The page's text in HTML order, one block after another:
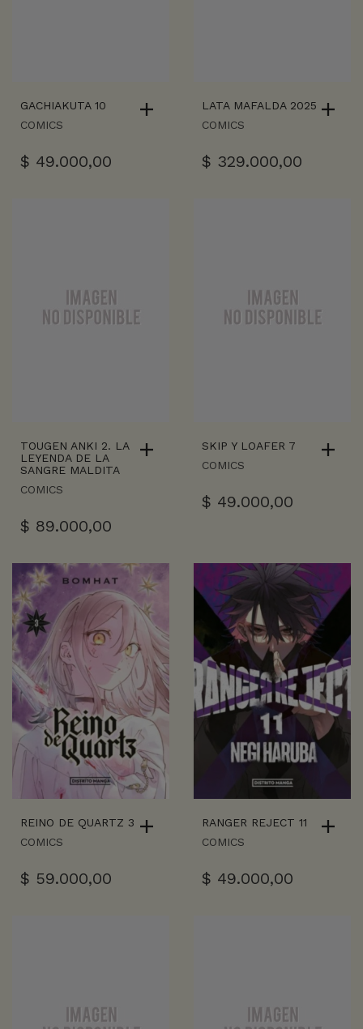
GACHIAKUTA 10
COMICS
$ 49.000,00
LATA MAFALDA 2025
COMICS
$ 329.000,00
TOUGEN ANKI 2. LA
LEYENDA DE LA
SANGRE MALDITA
COMICS
$ 89.000,00
SKIP Y LOAFER 7
COMICS
$ 49.000,00
REINO DE QUARTZ 3
COMICS
$ 59.000,00
RANGER REJECT 11
COMICS
$ 49.000,00